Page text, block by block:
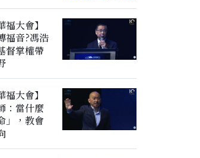
福大會】
福音?馮浩
督掌權帶
福大會】
：當什麼
」，教會